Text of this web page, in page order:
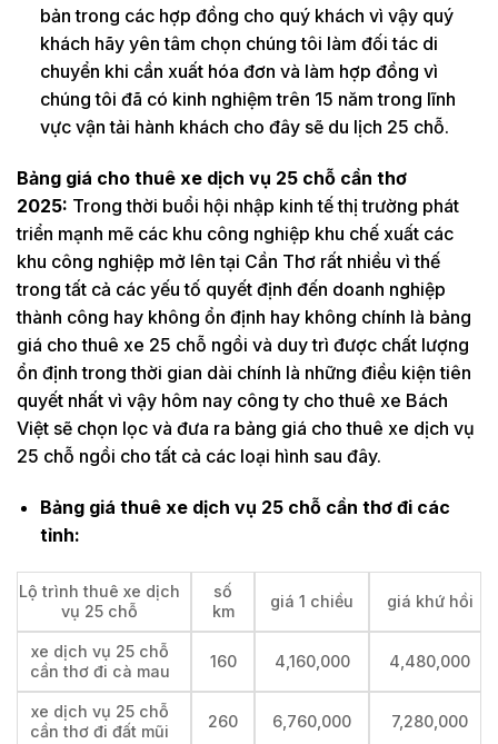
bản trong các hợp đồng cho quý khách vì vậy quý
khách hãy yên tâm chọn chúng tôi làm đối tác di
chuyển khi cần xuất hóa đơn và làm hợp đồng vì
chúng tôi đã có kinh nghiệm trên 15 năm trong lĩnh
vực vận tải hành khách cho đây sẽ du lịch 25 chỗ.
Bảng giá cho thuê xe dịch vụ 25 chỗ cần thơ
2025: Trong thời buổi hội nhập kinh tế thị trường phát
triển mạnh mẽ các khu công nghiệp khu chế xuất các
khu công nghiệp mở lên tại Cần Thơ rất nhiều vì thế
trong tất cả các yếu tố quyết định đến doanh nghiệp
thành công hay không ổn định hay không chính là bảng
giá cho thuê xe 25 chỗ ngồi và duy trì được chất lượng
ổn định trong thời gian dài chính là những điều kiện tiên
quyết nhất vì vậy hôm nay công ty cho thuê xe Bách
Việt sẽ chọn lọc và đưa ra bảng giá cho thuê xe dịch vụ
25 chỗ ngồi cho tất cả các loại hình sau đây.
Bảng giá thuê xe dịch vụ 25 chỗ cần thơ đi các
tỉnh:
Lộ trình thuê xe dịch
vụ 25 chỗ
số
km
giá 1 chiều giá khứ hồi
xe dịch vụ 25 chỗ
cần thơ đi cà mau
160 4,160,000 4,480,000
xe dịch vụ 25 chỗ
cần thơ đi đất mũi
260 6,760,000 7,280,000